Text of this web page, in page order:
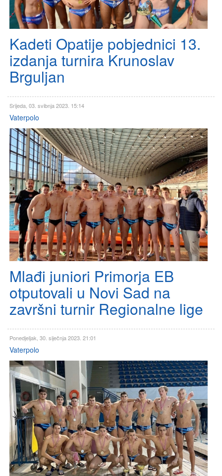
Kadeti Opatije pobjednici 13.
izdanja turnira Krunoslav
Brguljan
Srijeda, 03. svibnja 2023. 15:14
Vaterpolo
Mlađi juniori Primorja EB
otputovali u Novi Sad na
završni turnir Regionalne lige
Ponedjeljak, 30. siječnja 2023. 21:01
Vaterpolo